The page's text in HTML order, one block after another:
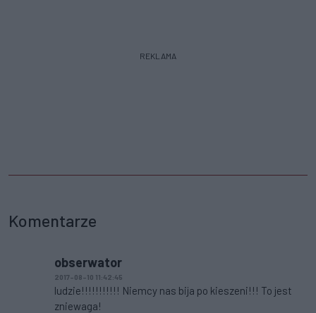
REKLAMA
Komentarze
obserwator
2017-08-10 11:42:45
ludzie!!!!!!!!!!! Niemcy nas bija po kieszeni!!! To jest
zniewaga!